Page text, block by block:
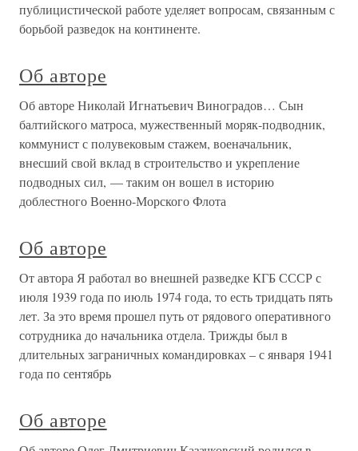
публицистической работе уделяет вопросам, связанным с
борьбой разведок на континенте.
Об авторе
Об авторе Николай Игнатьевич Виноградов… Сын
балтийского матроса, мужественный моряк-подводник,
коммунист с полувековым стажем, военачальник,
внесший свой вклад в строительство и укрепление
подводных сил, — таким он вошел в историю
доблестного Военно-Морского Флота
Об авторе
От автора Я работал во внешней разведке КГБ СССР с
июля 1939 года по июль 1974 года, то есть тридцать пять
лет. За это время прошел путь от рядового оперативного
сотрудника до начальника отдела. Трижды был в
длительных заграничных командировках – с января 1941
года по сентябрь
Об авторе